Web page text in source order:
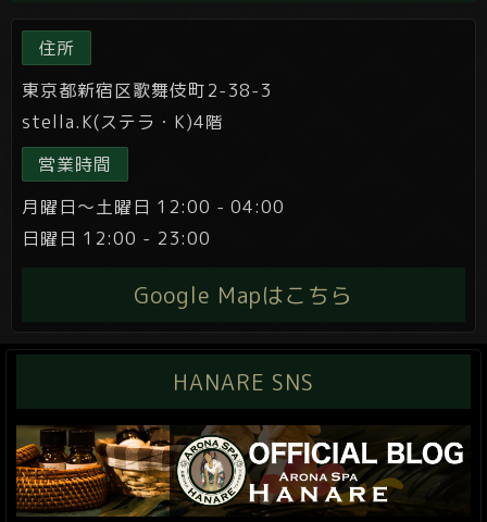
住所
東京都新宿区歌舞伎町2-38-3
stella.K(ステラ・K)4階
営業時間
月曜日～土曜日 12:00 - 04:00
日曜日 12:00 - 23:00
Google Mapはこちら
HANARE SNS